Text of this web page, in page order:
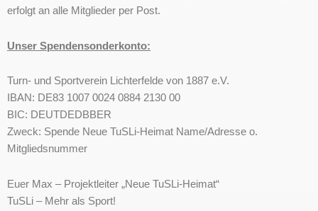
erfolgt an alle Mitglieder per Post.
Unser Spendensonderkonto:
Turn- und Sportverein Lichterfelde von 1887 e.V.
IBAN: DE83 1007 0024 0884 2130 00
BIC: DEUTDEDBBER
Zweck: Spende Neue TuSLi-Heimat Name/Adresse o.
Mitgliedsnummer
Euer Max – Projektleiter „Neue TuSLi-Heimat“
TuSLi – Mehr als Sport!